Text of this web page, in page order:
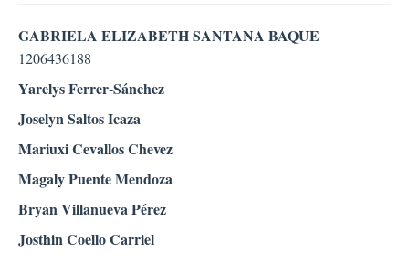
GABRIELA ELIZABETH SANTANA BAQUE
1206436188
Yarelys Ferrer-Sánchez
Joselyn Saltos Icaza
Mariuxi Cevallos Chevez
Magaly Puente Mendoza
Bryan Villanueva Pérez
Josthin Coello Carriel